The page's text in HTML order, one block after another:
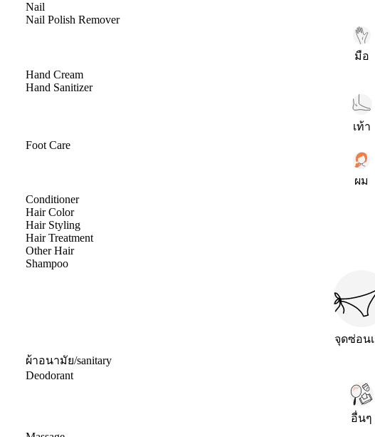
Nail
Nail Polish Remover
มือ
Hand Cream
Hand Sanitizer
เท้า
Foot Care
ผม
Conditioner
Hair Color
Hair Styling
Hair Treatment
Other Hair
Shampoo
จุดซ่อน
ผ้าอนามัย/sanitary
Deodorant
อื่นๆ